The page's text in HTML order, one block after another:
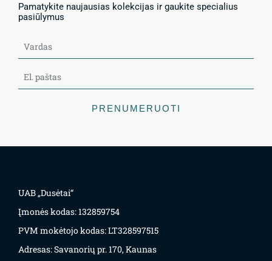
Pamatykite naujausias kolekcijas ir gaukite specialius
pasiūlymus
PRENUMERUOTI
UAB „Dusėtai“
Įmonės kodas: 132859754
PVM mokėtojo kodas: LT328597515
Adresas: Savanorių pr. 170, Kaunas